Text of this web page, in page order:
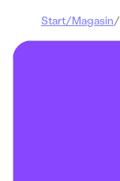
Start/Magasin/